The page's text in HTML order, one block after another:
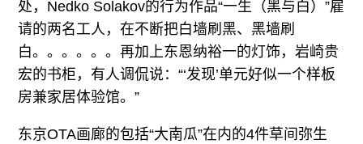
处，Nedko Solakov的行为作品“一生（黑与白）”雇
请的两名工人，在不断把白墙刷黑、黑墙刷
白。。。。。。再加上东恩纳裕一的灯饰，岩崎贵
宏的书柜，有人调侃说：“‘发现’单元好似一个样板
房兼家居体验馆。”
东京OTA画廊的包括“大南瓜”在内的4件草间弥生